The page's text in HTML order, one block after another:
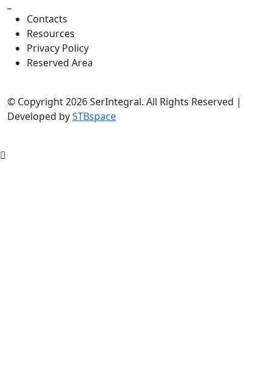
Contacts
Resources
Privacy Policy
Reserved Area
© Copyright 2026 SerIntegral. All Rights Reserved |
Developed bySTBspace